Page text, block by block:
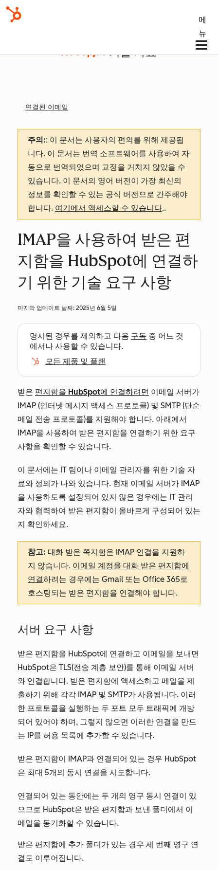
메
뉴
기술 자료
연결된 이메일
주의:: 이 문서는 사용자의 편의를 위해 제공됩
니다. 이 문서는 번역 소프트웨어를 사용하여 자
동으로 번역되었으며 교정을 거치지 않았을 수
있습니다. 이 문서의 영어 버전이 가장 최신의
정보를 확인할 수 있는 공식 버전으로 간주해야
합니다. 여기에서 액세스할 수 있습니다..
IMAP을 사용하여 받은 편
지함을 HubSpot에 연결하
기 위한 기술 요구 사항
마지막 업데이트 날짜: 2025년 6월 5일
명시된 경우를 제외하고 다음 구독 중 어느 것
에서나 사용할 수 있습니다.
모든 제품 및 플랜
받은 편지함을 HubSpot에 연결하려면 이메일 서버가
IMAP (인터넷 메시지 액세스 프로토콜) 및 SMTP (단순
메일 전송 프로토콜)를 지원해야 합니다. 아래에서
IMAP을 사용하여 받은 편지함을 연결하기 위한 요구
사항을 확인할 수 있습니다.
이 문서에는 IT 팀이나 이메일 관리자를 위한 기술 자
료와 정의가 나와 있습니다. 현재 이메일 서버가 IMAP
을 사용하도록 설정되어 있지 않은 경우에는 IT 관리
자와 협력하여 받은 편지함이 올바르게 구성되어 있는
지 확인하세요.
참고: 대화 받은 쪽지함은 IMAP 연결을 지원하
지 않습니다. 이메일 계정을 대화 받은 편지함에
연결하려는 경우에는 Gmail 또는 Office 365로
호스팅되는 받은 편지함을 연결해야 합니다.
서버 요구 사항
받은 편지함을 HubSpot에 연결하고 이메일을 보내면
HubSpot은 TLS(전송 계층 보안)를 통해 이메일 서버
와 연결합니다. 받은 편지함에 액세스하고 메일을 제
출하기 위해 각각 IMAP 및 SMTP가 사용됩니다. 이러
한 프로토콜을 실행하는 두 포트 모두 트래픽에 개방
되어 있어야 하며, 그렇지 않으면 이러한 연결을 만드
는 IP를 허용 목록에 추가할 수 있습니다.
받은 편지함이 IMAP과 연결되어 있는 경우 HubSpot
은 최대 5개의 동시 연결을 시도합니다.
연결되어 있는 동안에는 두 개의 영구 동시 연결이 있
으므로 HubSpot은 받은 편지함과 보낸 폴더에서 이
메일을 동기화할 수 있습니다.
받은 편지함에 추가 폴더가 있는 경우 세 번째 영구 연
결도 이루어집니다.